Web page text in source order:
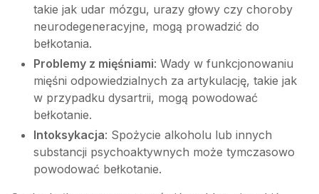
takie jak udar mózgu, urazy głowy czy choroby
neurodegeneracyjne, mogą prowadzić do
bełkotania.
Problemy z mięśniami: Wady w funkcjonowaniu
mięśni odpowiedzialnych za artykulację, takie jak
w przypadku dysartrii, mogą powodować
bełkotanie.
Intoksykacja: Spożycie alkoholu lub innych
substancji psychoaktywnych może tymczasowo
powodować bełkotanie.